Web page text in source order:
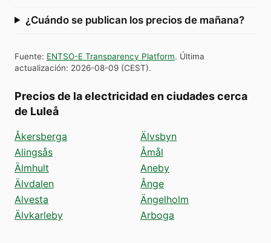
¿Cuándo se publican los precios de mañana?
Fuente: ENTSO-E Transparency Platform. Última
actualización: 2026-08-09 (CEST).
Precios de la electricidad en ciudades cerca
de Luleå
Åkersberga
Alingsås
Älmhult
Älvdalen
Alvesta
Älvkarleby
Älvsbyn
Åmål
Aneby
Ånge
Ängelholm
Arboga